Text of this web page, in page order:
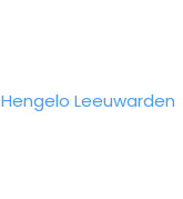
Hengelo Leeuwarden